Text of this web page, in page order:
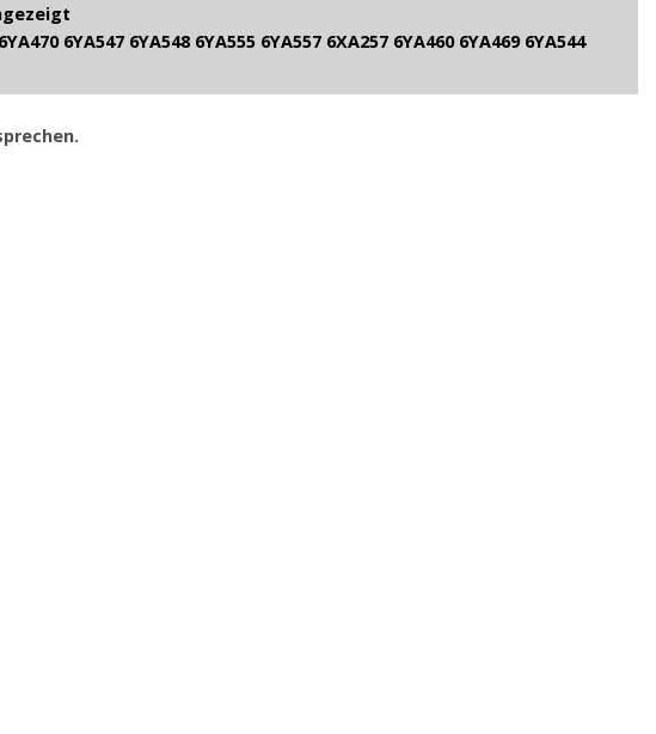
6YA547 6YA548 6YA555 6YA557 6XA257 6YA460 6YA469 6YA544